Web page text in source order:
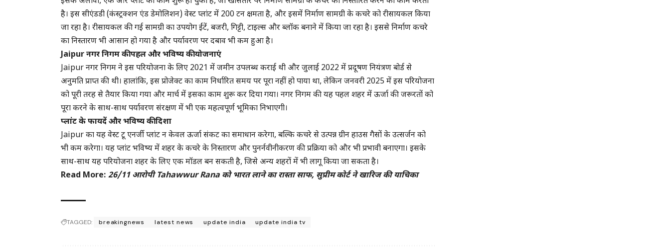
है। इस सीएंडडी (कंस्ट्रक्शन एंड डेमोलिशन) वेस्ट प्लांट में 200 टन क्षमता है, और इसमें निर्माण सामग्री के कचरे को रीसायकल किया
जा रहा है। रीसायकल की गई सामग्री का उपयोग ईंटें, बजरी, गिट्टी, टाइल्स और ब्लॉक बनाने में किया जा रहा है। इससे निर्माण कचरे
का निस्तारण भी आसान हो गया है और पर्यावरण पर दबाव भी कम हुआ है।
Jaipurनगर निगम की पहल और भविष्य की योजनाएं
Jaipur नगर निगम ने इस परियोजना के लिए 2021 में जमीन उपलब्ध कराई थी और जुलाई 2022 में प्रदूषण नियंत्रण बोर्ड से
अनुमति प्राप्त की थी। हालांकि, इस प्रोजेक्ट का काम निर्धारित समय पर पूरा नहीं हो पाया था, लेकिन जनवरी 2025 में इस परियोजना
को पूरी तरह से तैयार किया गया और मार्च में इसका काम शुरू कर दिया गया। नगर निगम की यह पहल शहर में ऊर्जा की जरूरतों को
पूरा करने के साथ-साथ पर्यावरण संरक्षण में भी एक महत्वपूर्ण भूमिका निभाएगी।
प्लांट के फायदें और भविष्य की दिशा
Jaipur का यह वेस्ट टू एनर्जी प्लांट न केवल ऊर्जा संकट का समाधान करेगा, बल्कि कचरे से उत्पन्न ग्रीन हाउस गैसों के उत्सर्जन को
भी कम करेगा। यह प्लांट भविष्य में शहर के कचरे के निस्तारण और पुनर्नवीनीकरण की प्रक्रिया को और भी प्रभावी बनाएगा। इसके
साथ-साथ यह परियोजना शहर के लिए एक मॉडल बन सकती है, जिसे अन्य शहरों में भी लागू किया जा सकता है।
Read More: 26/11 आरोपी Tahawwur Rana को भारत लाने का रास्ता साफ, सुप्रीम कोर्ट ने खारिज की याचिका
TAGGED: breakingnews latest news update india update india tv